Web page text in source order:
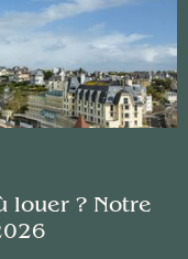
louer ? Notre